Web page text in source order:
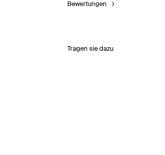
Bewertungen
Tragen sie dazu